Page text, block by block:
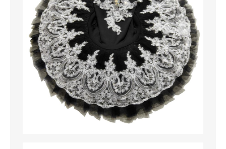
CERIMONIA
COMPLETI
GIACCHE E CAPPOTTI
MAGLIETTE
PANTALONI